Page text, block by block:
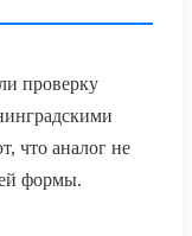
проверку
что аналог не
формы.